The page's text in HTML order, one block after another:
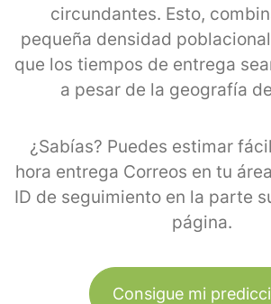
circundantes. Esto,
pequeña densidad
que los tiempos de entrega
a pesar de la geografía
¿Sabías? Puedes estimar
hora entrega Correos en tu
ID de seguimiento en la parte
página.
Consigue mi